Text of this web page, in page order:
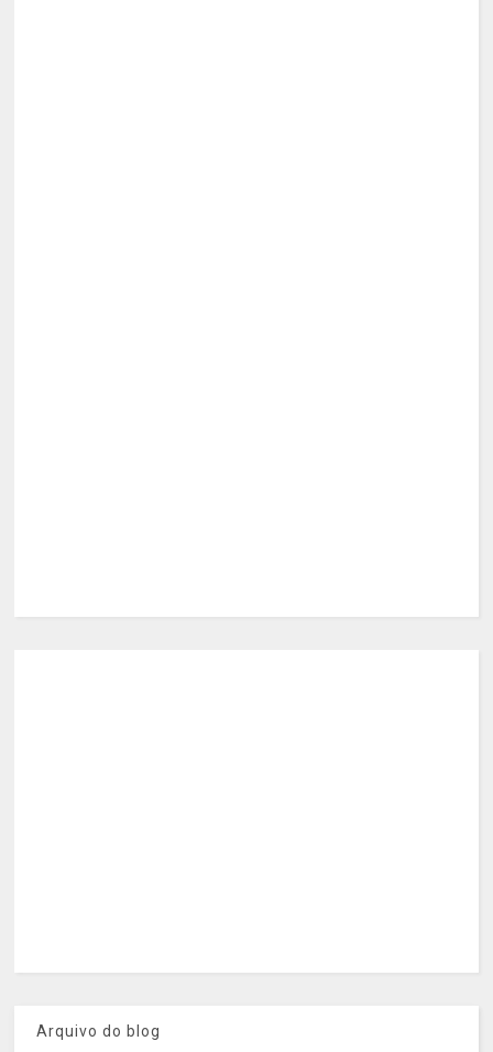
Arquivo do blog